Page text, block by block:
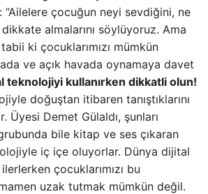
“Ailelere çocuğun neyi sevdiğini, ne
almalarını söylüyoruz. Ama
ki çocuklarımızı mümkün
ve açık havada oynamaya davet
teknolojiyi kullanırken dikkatli olun!
doğuştan itibaren tanıştıklarını
Üyesi Demet Gülaldı, şunları
bile kitap ve ses çıkaran
iç içe oluyorlar. Dünya dijital
çocuklarımızı bu
uzak tutmak mümkün değil.